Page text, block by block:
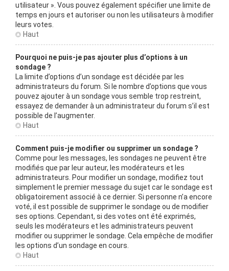
utilisateur ». Vous pouvez également spécifier une limite de
temps en jours et autoriser ou non les utilisateurs à modifier
leurs votes.
Haut
Pourquoi ne puis-je pas ajouter plus d’options à un
sondage ?
La limite d’options d’un sondage est décidée par les
administrateurs du forum. Si le nombre d’options que vous
pouvez ajouter à un sondage vous semble trop restreint,
essayez de demander à un administrateur du forum s’il est
possible de l’augmenter.
Haut
Comment puis-je modifier ou supprimer un sondage ?
Comme pour les messages, les sondages ne peuvent être
modifiés que par leur auteur, les modérateurs et les
administrateurs. Pour modifier un sondage, modifiez tout
simplement le premier message du sujet car le sondage est
obligatoirement associé à ce dernier. Si personne n’a encore
voté, il est possible de supprimer le sondage ou de modifier
ses options. Cependant, si des votes ont été exprimés,
seuls les modérateurs et les administrateurs peuvent
modifier ou supprimer le sondage. Cela empêche de modifier
les options d’un sondage en cours.
Haut